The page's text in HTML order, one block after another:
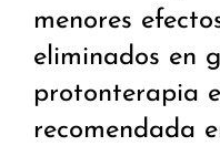
menores
eliminados en
protonterapia
recomendada